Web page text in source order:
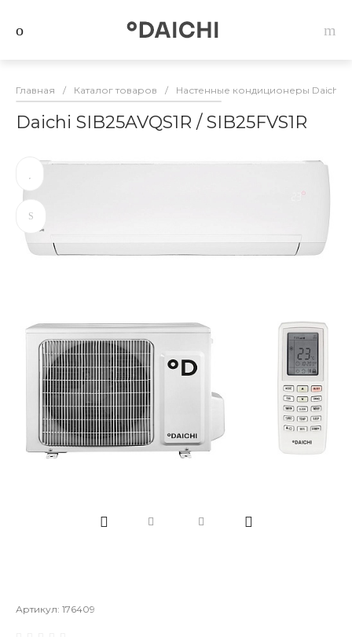
Главная / Каталог товаров / Настенные кондиционеры Daichi
Daichi SIB25AVQS1R / SIB25FVS1R
Артикул: 176409